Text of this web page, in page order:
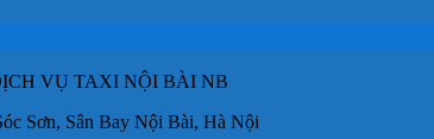
VỤ TAXI NỘI BÀI NB
Sơn, Sân Bay Nội Bài, Hà Nội